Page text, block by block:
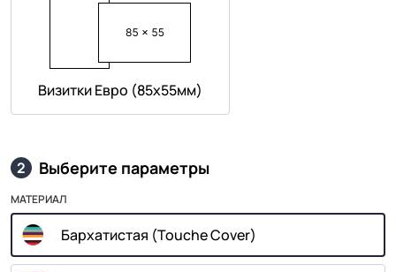
Визитки Евро (85х55мм)
2 Выберите параметры
МАТЕРИАЛ
Бархатистая (Touche Cover)